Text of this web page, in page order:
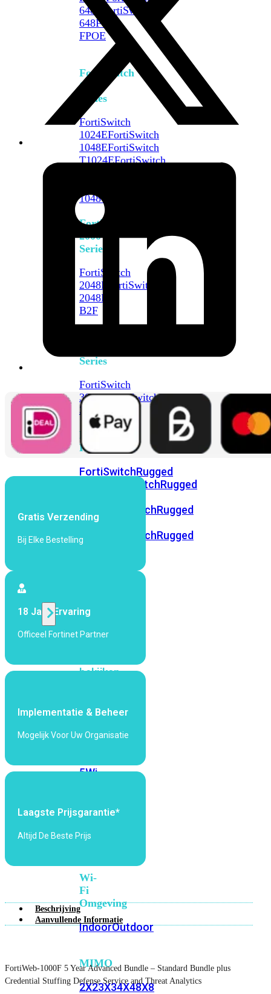
648F
FortiSwitch
648F-
FPOE
FortiSwitch
1000
Series
FortiSwitch
1024EFortiSwitch
1048EFortiSwitch
T1024EFortiSwitch
1048G
FortiSwitch
2000
Series
FortiSwitch
2048F
FortiSwitch
2048F-
B2F
Series
FortiSwitch
3032EFortiSwitch
3032G
FortiSwitch
Ruggedized
FortiSwitchRugged
FortiSwitchRugged
FortiSwitchRugged
216F-
POE
FortiSwitchRugged
424F-
Alle
bekijken
Fi
5Wi-
Fi
Fi
Wi-
Fi
Omgeving
IndoorOutdoor
MIMO
2X23X34X48X8
Gratis Verzending
Bij Elke Bestelling
18 Jaar Ervaring
Officeel Fortinet Partner
Implementatie & Beheer
Mogelijk Voor Uw Organisatie
Laagste Prijsgarantie*
Altijd De Beste Prijs
Beschrijving
Aanvullende Informatie
FortiWeb-1000F 5 Year Advanced Bundle – Standard Bundle plus
Credential Stuffing Defense Service and Threat Analytics